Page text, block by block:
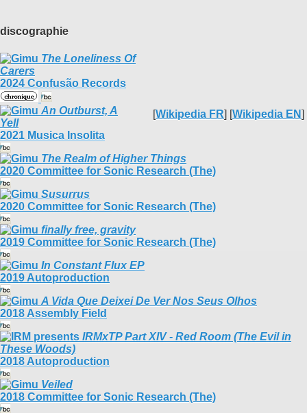
[Wikipedia FR] [Wikipedia EN]
discographie
The Loneliness Of
Carers
2024 Confusão Records
An Outburst, A
Yell
2021 Musica Insolita
The Realm of Higher Things
2020 Committee for Sonic Research (The)
Susurrus
2020 Committee for Sonic Research (The)
finally free, gravity
2019 Committee for Sonic Research (The)
In Constant Flux EP
2019 Autoproduction
A Vida Que Deixei De Ver Nos Seus Olhos
2018 Assembly Field
IRMxTP Part XIV - Red Room (The Evil in
These Woods)
2018 Autoproduction
Veiled
2018 Committee for Sonic Research (The)